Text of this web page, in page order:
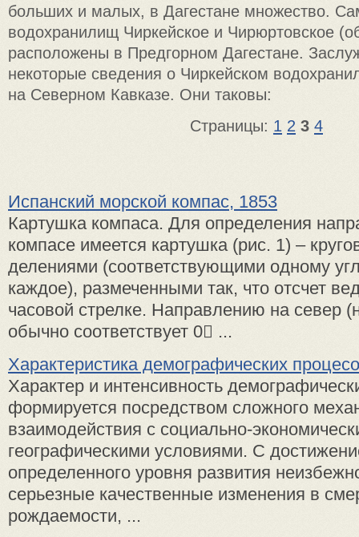
больших и малых, в Дагестане множество.
водохранилищ Чиркейское и Чирюртовское
расположены в Предгорном Дагестане.
некоторые сведения о Чиркейском
на Северном Кавказе. Они таковы:
Страницы: 1 2 3 4
Испанский морской компас, 1853
Картушка компаса. Для определения
компасе имеется картушка (рис. 1) –
делениями (соответствующими одному
каждое), размеченными так, что отсчет
часовой стрелке. Направлению на север
обычно соответствует 0 ...
Характеристика демографических
Характер и интенсивность
формируется посредством сложного
взаимодействия с социально-
географическими условиями. С
определенного уровня развития
серьезные качественные изменения в
рождаемости, ...